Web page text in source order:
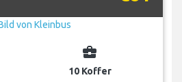
business_center
10 Koffer